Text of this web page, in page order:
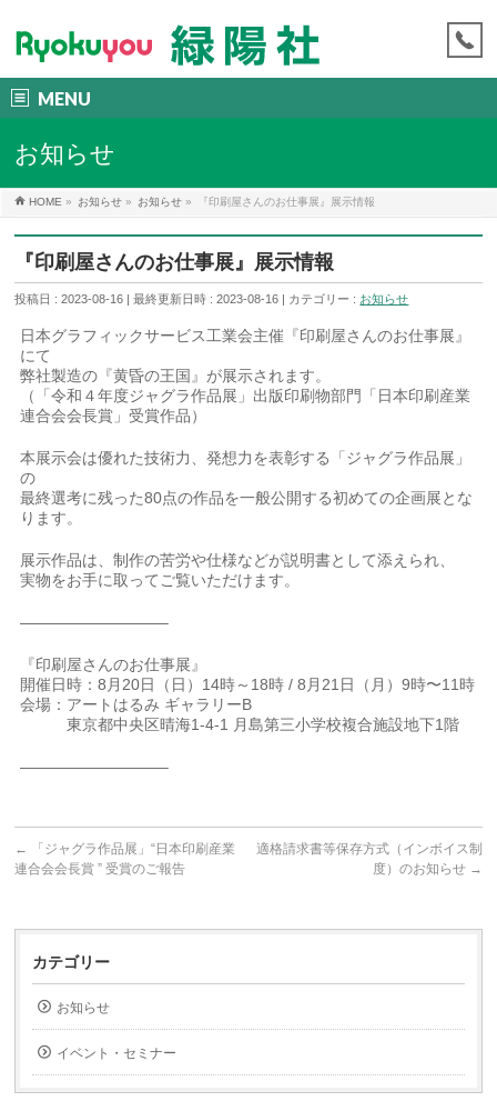
MENU
お知らせ
HOME » お知らせ » お知らせ » 『印刷屋さんのお仕事展』展示情報
『印刷屋さんのお仕事展』展示情報
投稿日 : 2023-08-16 最終更新日時 : 2023-08-16 カテゴリー : お知らせ
日本グラフィックサービス工業会主催『印刷屋さんのお仕事展』
にて
弊社製造の『黄昏の王国』が展示されます。
（「令和４年度ジャグラ作品展」出版印刷物部門「日本印刷産業
連合会会長賞」受賞作品）
本展示会は優れた技術力、発想力を表彰する「ジャグラ作品展」
の
最終選考に残った80点の作品を一般公開する初めての企画展とな
ります。
展示作品は、制作の苦労や仕様などが説明書として添えられ、
実物をお手に取ってご覧いただけます。
—————————–
『印刷屋さんのお仕事展』
開催日時：8月20日（日）14時～18時 / 8月21日（月）9時〜11時
会場：アートはるみ ギャラリーB
東京都中央区晴海1-4-1 月島第三小学校複合施設地下1階
—————————–
←
「ジャグラ作品展」“日本印刷産業
連合会会長賞 ” 受賞のご報告
適格請求書等保存方式（インボイス制
度）のお知らせ →
カテゴリー
お知らせ
イベント・セミナー